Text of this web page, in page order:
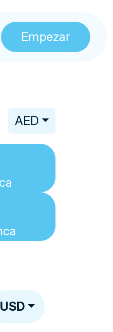
Empezar
AED
USD